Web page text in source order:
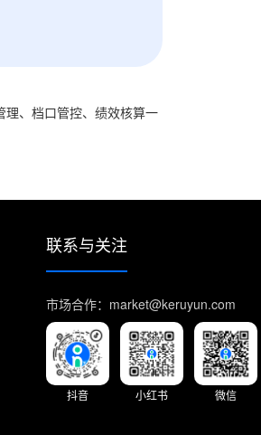
、档口管控、绩效核算一
联系与关注
市场合作：market@keruyun.com
抖音 小红书 微信